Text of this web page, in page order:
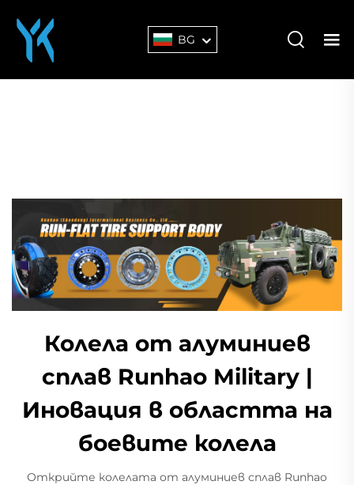
BG
Колела от алуминиев
сплав Runhao Military |
Иновация в областта на
боевите колела
Открийте колелата от алуминиев сплав Runhao